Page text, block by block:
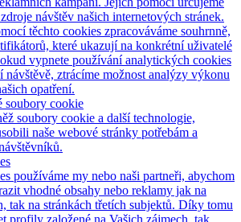
návštěv našich internetových stránek.
těchto cookies zpracováváme souhrnně,
které ukazují na konkrétní uživatelé
vypnete používání analytických cookies
návštěvě, ztrácíme možnost analýzy výkonu
opatření.
soubory cookie
soubory cookie a další technologie,
naše webové stránky potřebám a
používáme my nebo naši partneři, abychom
vhodné obsahy nebo reklamy jak na
tak na stránkách třetích subjektů. Díky tomu